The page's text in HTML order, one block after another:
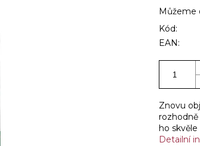
Můžeme
Kód:
EAN:
Znovu
ho
Detailní